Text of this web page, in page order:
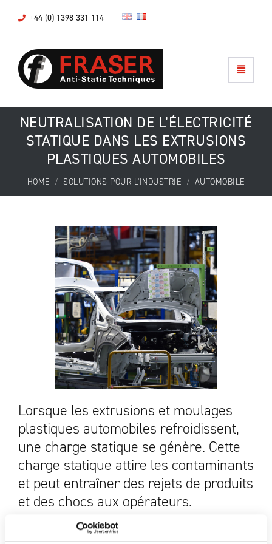
+44 (0) 1398 331 114
NEUTRALISATION DE L’ÉLECTRICITÉ
STATIQUE DANS LES EXTRUSIONS
PLASTIQUES AUTOMOBILES
HOME SOLUTIONS POUR L'INDUSTRIE AUTOMOBILE
Lorsque les extrusions et moulages
plastiques automobiles refroidissent,
une charge statique se génère. Cette
charge statique attire les contaminants
et peut entraîner des rejets de produits
et des chocs aux opérateurs.